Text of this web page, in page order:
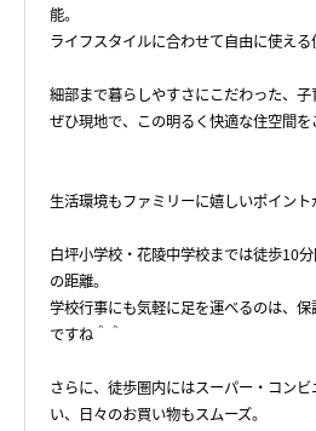
能。
ライフスタイルに合わせて自由に使え
細部まで暮らしやすさにこだわった、子
ぜひ現地で、この明るく快適な住空間を
生活環境もファミリーに嬉しいポイント
白坪小学校・花陵中学校までは徒歩10
の距離。
学校行事にも気軽に足を運べるのは、
ですね＾＾
さらに、徒歩圏内にはスーパー・コン
い、日々のお買い物もスムーズ。